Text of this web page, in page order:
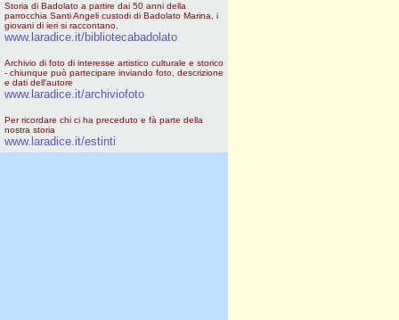
Storia di Badolato a partire dai 50 anni della
parrocchia Santi Angeli custodi di Badolato Marina, i
giovani di ieri si raccontano.
www.laradice.it/bibliotecabadolato
Archivio di foto di interesse artistico culturale e storico
- chiunque può partecipare inviando foto, descrizione
e dati dell'autore
www.laradice.it/archiviofoto
Per ricordare chi ci ha preceduto e fà parte della
nostra storia
www.laradice.it/estinti